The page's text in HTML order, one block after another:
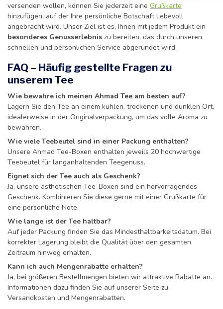
versenden wollen, können Sie jederzeit eine Grußkarte
hinzufügen, auf der Ihre persönliche Botschaft liebevoll
angebracht wird. Unser Ziel ist es, Ihnen mit jedem Produkt ein
besonderes Genusserlebnis zu bereiten, das durch unseren
schnellen und persönlichen Service abgerundet wird.
FAQ – Häufig gestellte Fragen zu
unserem Tee
Wie bewahre ich meinen Ahmad Tee am besten auf?
Lagern Sie den Tee an einem kühlen, trockenen und dunklen Ort,
idealerweise in der Originalverpackung, um das volle Aroma zu
bewahren.
Wie viele Teebeutel sind in einer Packung enthalten?
Unsere Ahmad Tee-Boxen enthalten jeweils 20 hochwertige
Teebeutel für langanhaltenden Teegenuss.
Eignet sich der Tee auch als Geschenk?
Ja, unsere ästhetischen Tee-Boxen sind ein hervorragendes
Geschenk. Kombinieren Sie diese gerne mit einer Grußkarte für
eine persönliche Note.
Wie lange ist der Tee haltbar?
Auf jeder Packung finden Sie das Mindesthaltbarkeitsdatum. Bei
korrekter Lagerung bleibt die Qualität über den gesamten
Zeitraum hinweg erhalten.
Kann ich auch Mengenrabatte erhalten?
Ja, bei größeren Bestellmengen bieten wir attraktive Rabatte an.
Informationen dazu finden Sie auf unserer Seite zu
Versandkosten und Mengenrabatten.